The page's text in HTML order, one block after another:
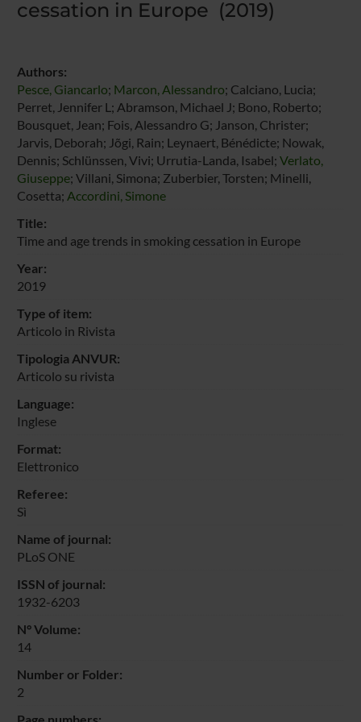
cessation in Europe (2019)
Authors:
Pesce, Giancarlo; Marcon, Alessandro; Calciano, Lucia;
Perret, Jennifer L; Abramson, Michael J; Bono, Roberto;
Bousquet, Jean; Fois, Alessandro G; Janson, Christer;
Jarvis, Deborah; Jõgi, Rain; Leynaert, Bénédicte; Nowak,
Dennis; Schlünssen, Vivi; Urrutia-Landa, Isabel; Verlato,
Giuseppe; Villani, Simona; Zuberbier, Torsten; Minelli,
Cosetta; Accordini, Simone
Title:
Time and age trends in smoking cessation in Europe
Year:
2019
Type of item:
Articolo in Rivista
Tipologia ANVUR:
Articolo su rivista
Language:
Inglese
Format:
Elettronico
Referee:
Sì
Name of journal:
PLoS ONE
ISSN of journal:
1932-6203
N° Volume:
14
Number or Folder:
2